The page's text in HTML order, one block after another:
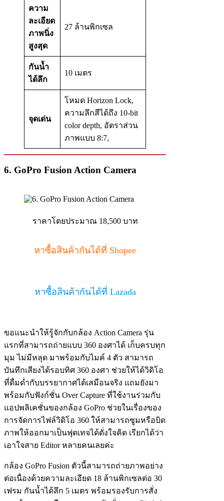
ความ
ละเอียด
ภาพนิ่ง
สูงสุด
27 ล้านพิกเซล
กันน้ำ
ได้ลึก
10 เมตร
จุดเด่น
โหมด Horizon Lock,
ความลึกสีได้ถึง 10-bit
color depth, อัตราส่วน
ภาพแบบ 8:7,
6. GoPro Fusion Action Camera
ราคาโดยประมาณ 18,500 บาท
หาซื้อสินค้ากันได้ที่ Shopee
หาซื้อสินค้ากันได้ที่ Lazada
ขอแนะนำให้รู้จักกับกล้อง Action Camera รุ่น
แรกที่สามารถถ่ายแบบ 360 องศาได้ เก็บครบทุก
มุม ไม่มีหลุด มาพร้อมกับไมค์ 4 ตัว สามารถ
บันทึกเสียงได้รอบทิศ 360 องศา ช่วยให้ได้วิดิโอ
ที่ดื่มด่ำกับบรรยากาศได้เสมือนจริง แถมยังมา
พร้อมกับฟังก์ชั่น Over Capture ที่ใช้งานร่วมกับ
แอปพลิเคชั่นของกล้อง GoPro ช่วยในเรื่องของ
การจัดการไฟล์วิดิโอ 360 ให้สามารถซูมหรือบิด
ภาพให้ออกมาเป็นฟุตเทจได้ดั่งใจคิด เรียกได้ว่า
เอาใจสาย Editor หลายคนเลยค่ะ
กล้อง GoPro Fusion ตัวนี้สามารถถ่ายภาพอย่าง
ต่อเนื่องด้วยความละเอียด 18 ล้านพิกเซลต่อ 30
เฟรม กันน้ำได้ลึก 5 เมตร พร้อมรองรับการสั่ง